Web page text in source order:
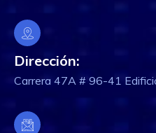
Dirección:
Carrera 47A # 96-41